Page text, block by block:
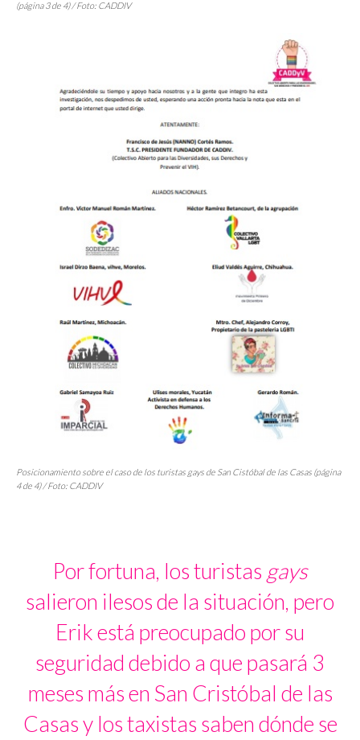
(página 3 de 4) / Foto: CADDIV
Posicionamiento sobre el caso de los turistas gays de San Cistóbal de las Casas (página
4 de 4) / Foto: CADDIV
Por fortuna, los turistas gays
salieron ilesos de la situación, pero
Erik está preocupado por su
seguridad debido a que pasará 3
meses más en San Cristóbal de las
Casas y los taxistas saben dónde se